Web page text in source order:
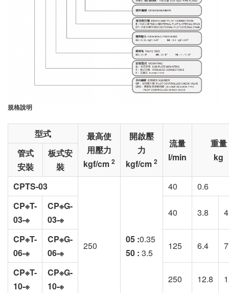
規格說明
型式
最高使
用壓力
kgf/cm 2
開啟壓
力
kgf/cm 2
流量
l/min
重量
kg
管式
安裝
板式安
裝
CPTS-03
250
05 :0.35
50 : 3.5
40
0.6
CP※T-
03-※
CP※G-
03-※
40 3.8
CP※T-
06-※
CP※G-
06-※
125 6.4
CP※T-
10-※
CP※G-
10-※
250 12.8